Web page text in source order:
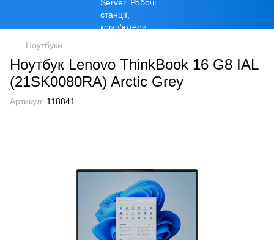
Ноутбуки
Ноутбук Lenovo ThinkBook 16 G8 IAL
(21SK0080RA) Arctic Grey
Артикул: 118841